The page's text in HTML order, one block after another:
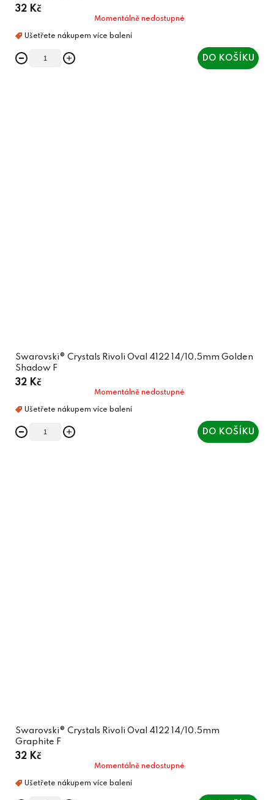
32 Kč
Momentálně nedostupné
DO KOŠÍKU
Swarovski® Crystals Rivoli Oval 4122 14/10,5mm Golden
Shadow F
32 Kč
Momentálně nedostupné
DO KOŠÍKU
Swarovski® Crystals Rivoli Oval 4122 14/10,5mm
Graphite F
32 Kč
Momentálně nedostupné